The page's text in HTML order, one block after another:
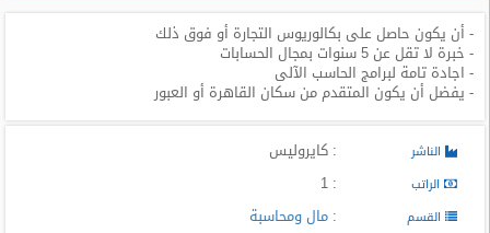
وظائف
اليوم
وظائف
السعودية
اليوم
وظائف
مصر
اليوم
- أن يكون حاصل على بكالوريوس التجارة أو فوق ذلك
- خبرة لا تقل عن 5 سنوات بمجال الحسابات
- اجادة تامة لبرامج الحاسب الآلى
- يفضل أن يكون المتقدم من سكان القاهرة أو العبور
الناشر : كايروليس
الراتب : 1
القسم : مال ومحاسبة